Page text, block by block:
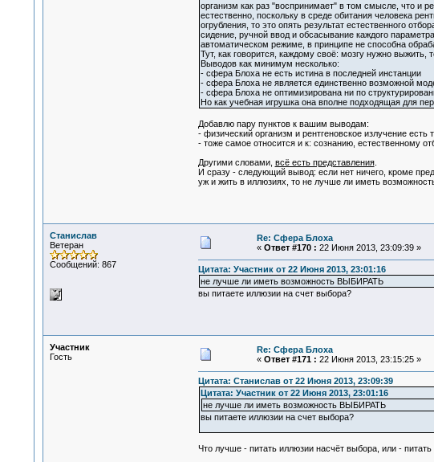
организм как раз "воспринимает" в том смысле, что и
естественно, поскольку в среде обитания человека
огрубления, то это опять результат естественного
сидение, ручной ввод и обсасывание каждого
автоматическом режиме, в принципе не способна
Тут, как говорится, каждому своё: мозгу нужно
Выводов как минимум несколько:
- сфера Блоха не есть истина в последней инстанции
- сфера Блоха не является единственно возможной
- сфера Блоха не оптимизирована ни по
Но как учебная игрушка она вполне подходящая для
Добавлю пару пунктов к вашим выводам:
- физический организм и рентгеновское излучение
- тоже самое относится и к: сознанию, естественному
Другими словами, всё есть представления.
И сразу - следующий вывод: если нет ничего, кроме
уж и жить в иллюзиях, то не лучше ли иметь
Станислав
Ветеран
Сообщений: 867
Re: Сфера Блоха
« Ответ #170 : 22 Июня 2013, 23:09:39 »
Цитата: Участник от 22 Июня 2013, 23:01:16
не лучше ли иметь возможность ВЫБИРАТЬ
вы питаете иллюзии на счет выбора?
Участник
Гость
Re: Сфера Блоха
« Ответ #171 : 22 Июня 2013, 23:15:25 »
Цитата: Станислав от 22 Июня 2013, 23:09:39
Цитата: Участник от 22 Июня 2013, 23:01:16
не лучше ли иметь возможность ВЫБИРАТЬ
вы питаете иллюзии на счет выбора?
Что лучше - питать иллюзии насчёт выбора, или -